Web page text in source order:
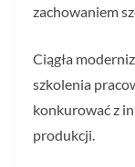
zachowaniem
Ciągła
szkolenia
konkurować z
produkcji.